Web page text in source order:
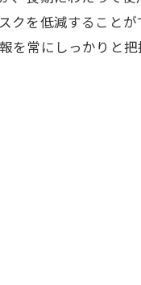
を低減すること
常にしっかりと